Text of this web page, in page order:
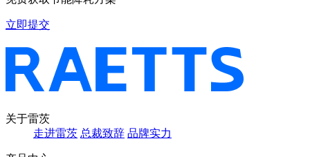
立即提交
关于雷茨
走进雷茨 总裁致辞 品牌实力